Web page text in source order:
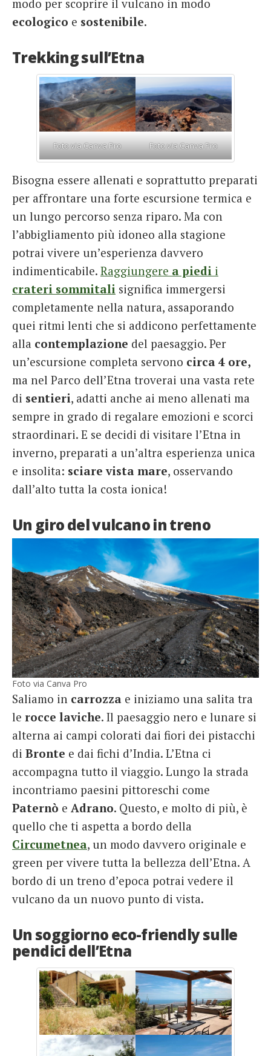
modo per scoprire il vulcano in modo
ecologico e sostenibile.
Trekking sull’Etna
Foto via Canva Pro Foto via Canva Pro
Bisogna essere allenati e soprattutto preparati
per affrontare una forte escursione termica e
un lungo percorso senza riparo. Ma con
l’abbigliamento più idoneo alla stagione
potrai vivere un’esperienza davvero
indimenticabile. Raggiungere a piedi i
crateri sommitali significa immergersi
completamente nella natura, assaporando
quei ritmi lenti che si addicono perfettamente
alla contemplazione del paesaggio. Per
un’escursione completa servono circa 4 ore,
ma nel Parco dell’Etna troverai una vasta rete
di sentieri, adatti anche ai meno allenati ma
sempre in grado di regalare emozioni e scorci
straordinari. E se decidi di visitare l’Etna in
inverno, preparati a un’altra esperienza unica
e insolita: sciare vista mare, osservando
dall’alto tutta la costa ionica!
Un giro del vulcano in treno
Foto via Canva Pro
Saliamo in carrozza e iniziamo una salita tra
le rocce laviche. Il paesaggio nero e lunare si
alterna ai campi colorati dai fiori dei pistacchi
di Bronte e dai fichi d’India. L’Etna ci
accompagna tutto il viaggio. Lungo la strada
incontriamo paesini pittoreschi come
Paternò e Adrano. Questo, e molto di più, è
quello che ti aspetta a bordo della
Circumetnea, un modo davvero originale e
green per vivere tutta la bellezza dell’Etna. A
bordo di un treno d’epoca potrai vedere il
vulcano da un nuovo punto di vista.
Un soggiorno eco-friendly sulle
pendici dell’Etna